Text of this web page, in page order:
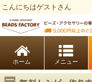
こんにちはゲストさん
ホーム